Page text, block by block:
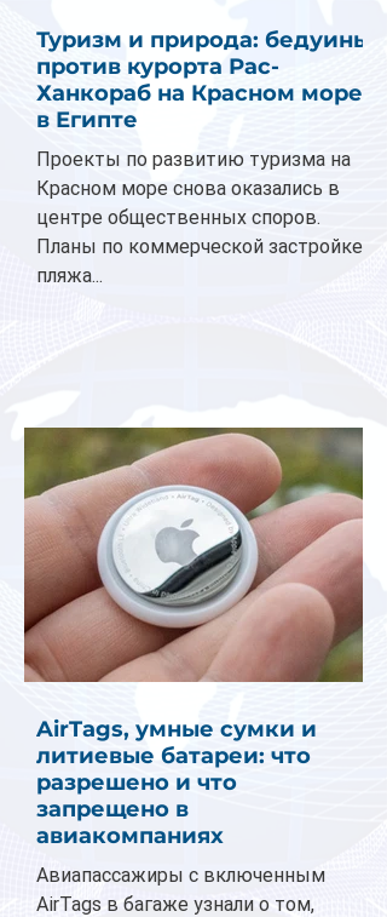
Туризм и природа: бедуины
против курорта Рас-
Ханкораб на Красном море
в Египте
Проекты по развитию туризма на
Красном море снова оказались в
центре общественных споров.
Планы по коммерческой застройке
пляжа...
AirTags, умные сумки и
литиевые батареи: что
разрешено и что
запрещено в
авиакомпаниях
Авиапассажиры с включенным
AirTags в багаже узнали о том,